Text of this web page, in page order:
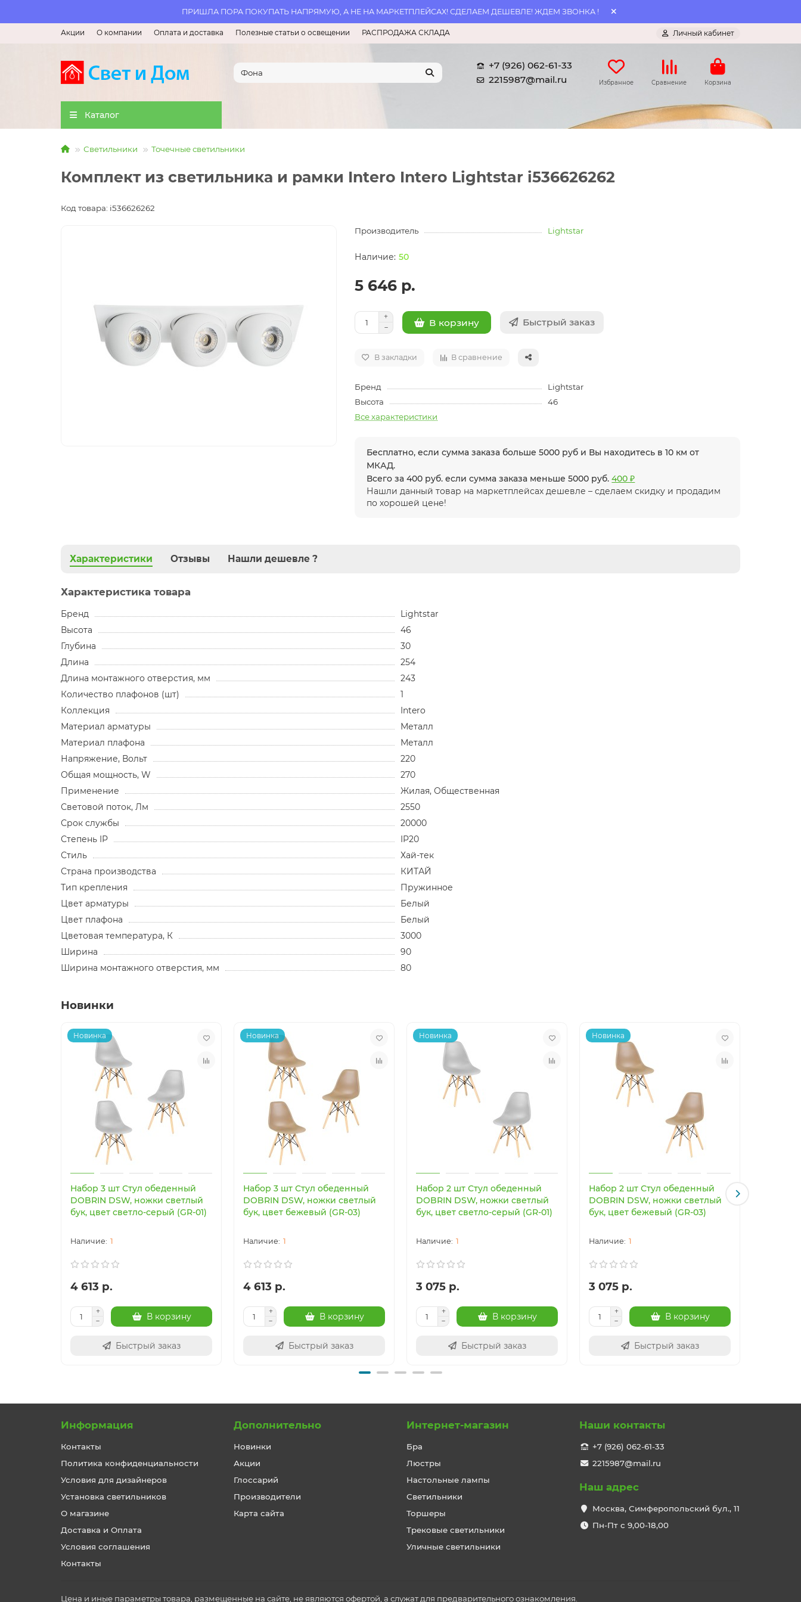
ПРИШЛА ПОРА ПОКУПАТЬ НАПРЯМУЮ, А НЕ НА МАРКЕТПЛЕЙСАХ! СДЕЛАЕМ ДЕШЕВЛЕ! ЖДЕМ ЗВОНКА !
Акции О компании Оплата и доставка Полезные статьи о освещении РАСПРОДАЖА СКЛАДА Личный кабинет
+7 (926) 062-61-33
2215987@mail.ru
Избранное Сравнение Корзина
Каталог
Светильники Точечные светильники
Комплект из светильника и рамки Intero Intero Lightstar i536626262
Код товара: i536626262
Производитель Lightstar
50
5 646 р.
В корзину Быстрый заказ
В закладки В сравнение
Бренд
Lightstar
Высота
46
Все характеристики
Бесплатно, если сумма заказа больше 5000 руб и Вы находитесь в 10 км от
МКАД.
Всего за 400 руб. если сумма заказа меньше 5000 руб.400 ₽
Нашли данный товар на маркетплейсах дешевле – сделаем скидку и продадим
по хорошей цене!
Характеристики Отзывы Нашли дешевле ?
Характеристика товара
Бренд
Lightstar
Высота
46
Глубина
30
Длина
254
Длина монтажного отверстия, мм
243
Количество плафонов (шт)
1
Коллекция
Intero
Материал арматуры
Металл
Материал плафона
Металл
Напряжение, Вольт
220
Общая мощность, W
270
Применение
Жилая, Общественная
Световой поток, Лм
2550
Срок службы
20000
Степень IP
IP20
Стиль
Хай-тек
Страна производства
КИТАЙ
Тип крепления
Пружинное
Цвет арматуры
Белый
Цвет плафона
Белый
Цветовая температура, К
3000
Ширина
90
Ширина монтажного отверстия, мм
80
Новинки
Новинка
Набор 3 шт Стул обеденный
DOBRIN DSW, ножки светлый
бук, цвет светло-серый (GR-01)
1
4 613 р.
В корзину
Быстрый заказ
Новинка
Набор 3 шт Стул обеденный
DOBRIN DSW, ножки светлый
бук, цвет бежевый (GR-03)
1
4 613 р.
В корзину
Быстрый заказ
Новинка
Набор 2 шт Стул обеденный
DOBRIN DSW, ножки светлый
бук, цвет светло-серый (GR-01)
1
3 075 р.
В корзину
Быстрый заказ
Новинка
Набор 2 шт Стул обеденный
DOBRIN DSW, ножки светлый
бук, цвет бежевый (GR-03)
1
3 075 р.
В корзину
Быстрый заказ
Информация
Контакты
Политика конфиденциальности
Условия для дизайнеров
Установка светильников
О магазине
Доставка и Оплата
Условия соглашения
Контакты
Дополнительно
Новинки
Акции
Глоссарий
Производители
Карта сайта
Интернет-магазин
Бра
Люстры
Настольные лампы
Светильники
Торшеры
Трековые светильники
Уличные светильники
Наши контакты
+7 (926) 062-61-33
2215987@mail.ru
Наш адрес
Москва, Симферопольский бул., 11
Пн-Пт с 9,00-18,00
Цена и иные параметры товара, размещенные на сайте, не являются офертой, а служат для предварительного ознакомления.